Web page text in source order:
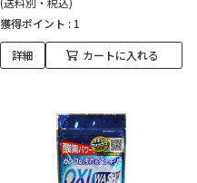
獲得ポイント : 1
詳細 カートに入れる